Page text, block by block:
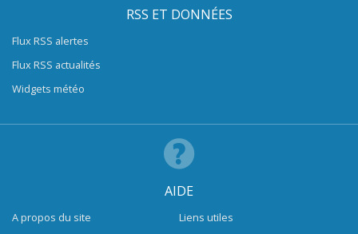
RSS ET DONNÉES
Flux RSS alertes
Flux RSS actualités
Widgets météo
AIDE
A propos du site
Liens utiles